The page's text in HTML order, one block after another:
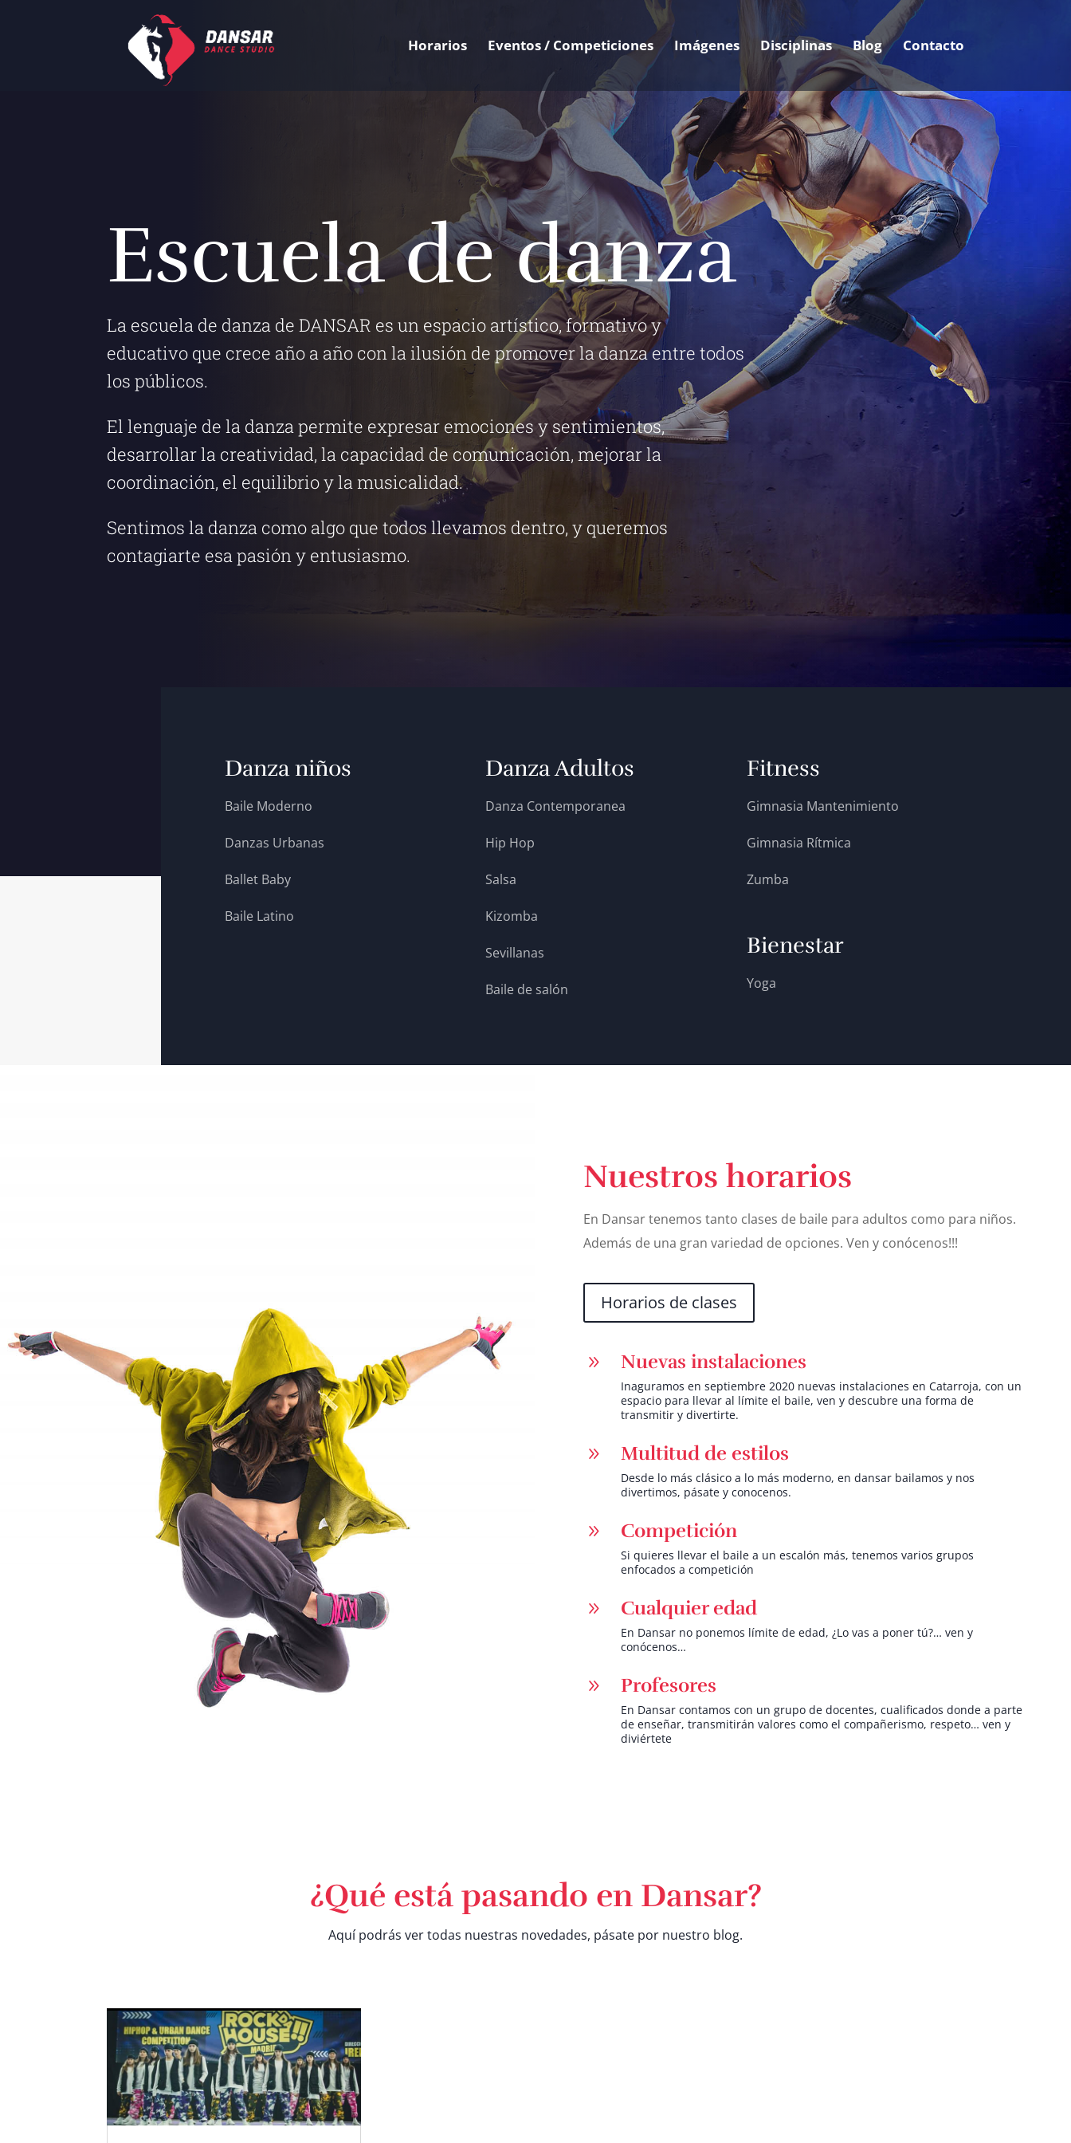
Horarios Eventos / Competiciones Imágenes Disciplinas Blog Contacto
Escuela de danza
La escuela de danza de DANSAR es un espacio artístico, formativo y
educativo que crece año a año con la ilusión de promover la danza entre todos
los públicos.
El lenguaje de la danza permite expresar emociones y sentimientos,
desarrollar la creatividad, la capacidad de comunicación, mejorar la
coordinación, el equilibrio y la musicalidad.
Sentimos la danza como algo que todos llevamos dentro, y queremos
contagiarte esa pasión y entusiasmo.
Danza niños
Baile Moderno
Danzas Urbanas
Ballet Baby
Baile Latino
Danza Adultos
Danza Contemporanea
Hip Hop
Salsa
Kizomba
Sevillanas
Baile de salón
Fitness
Gimnasia Mantenimiento
Gimnasia Rítmica
Zumba
Bienestar
Yoga
Nuestros horarios
En Dansar tenemos tanto clases de baile para adultos como para niños.
Además de una gran variedad de opciones. Ven y conócenos!!!
Horarios de clases
9 Nuevas instalaciones
Inaguramos en septiembre 2020 nuevas instalaciones en Catarroja, con un
espacio para llevar al límite el baile, ven y descubre una forma de
transmitir y divertirte.
9 Multitud de estilos
Desde lo más clásico a lo más moderno, en dansar bailamos y nos
divertimos, pásate y conocenos.
9 Competición
Si quieres llevar el baile a un escalón más, tenemos varios grupos
enfocados a competición
9 Cualquier edad
En Dansar no ponemos límite de edad, ¿Lo vas a poner tú?… ven y
conócenos…
9 Profesores
En Dansar contamos con un grupo de docentes, cualificados donde a parte
de enseñar, transmitirán valores como el compañerismo, respeto… ven y
diviértete
¿Qué está pasando en Dansar?
Aquí podrás ver todas nuestras novedades, pásate por nuestro blog.